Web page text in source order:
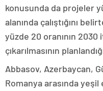
konusunda da projeler
alanında çalıştığını
yüzde 20 oranının 2030
çıkarılmasının
Abbasov, Azerbaycan,
Romanya arasında